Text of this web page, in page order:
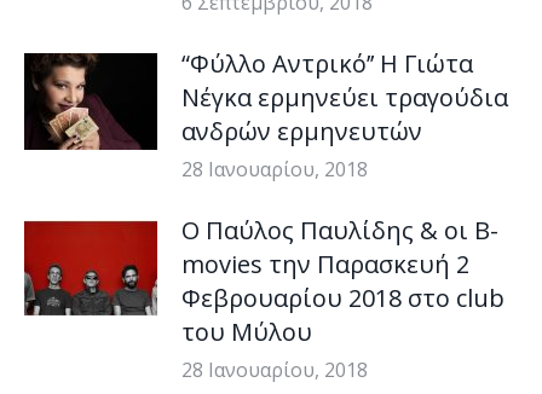
“Φύλλο Aντρικό’’ Η Γιώτα
Νέγκα ερμηνεύει τραγούδια
ανδρών ερμηνευτών
28 Ιανουαρίου, 2018
Ο Παύλος Παυλίδης & οι B-
movies την Παρασκευή 2
Φεβρουαρίου 2018 στο club
του Μύλου
28 Ιανουαρίου, 2018